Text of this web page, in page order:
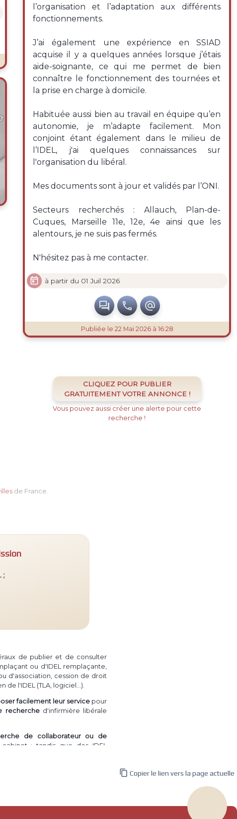
l’organisation et l’adaptation aux différents
fonctionnements.
J’ai également une expérience en SSIAD
acquise il y a quelques années lorsque j’étais
aide-soignante, ce qui me permet de bien
connaître le fonctionnement des tournées et
la prise en charge à domicile.
Habituée aussi bien au travail en équipe qu’en
autonomie, je m’adapte facilement. Mon
conjoint étant également dans le milieu de
l’IDEL, j'ai quelques connaissances sur
l'organisation du libéral.
Mes documents sont à jour et validés par l’ONI.
Secteurs recherchés : Allauch, Plan-de-
Cuques, Marseille 11e, 12e, 4e ainsi que les
alentours, je ne suis pas fermés.
N'hésitez pas à me contacter.
 à partir du 01 Juil 2026
  
Publiée le 22 Mai 2026 à 16:28
CLIQUEZ POUR PUBLIER
GRATUITEMENT VOTRE ANNONCE !
Vous pouvez aussi créer une alerte pour cette
recherche !
de France.
;
de publier et de consulter
ou d'IDEL remplaçante,
d'association, cession de droit
de l'IDEL (TLA, logiciel...).
facilement leur servicepour
recherched'infirmière libérale
de collaborateur ou de
; tandis que des IDEL
 Copier le lien vers la page actuelle